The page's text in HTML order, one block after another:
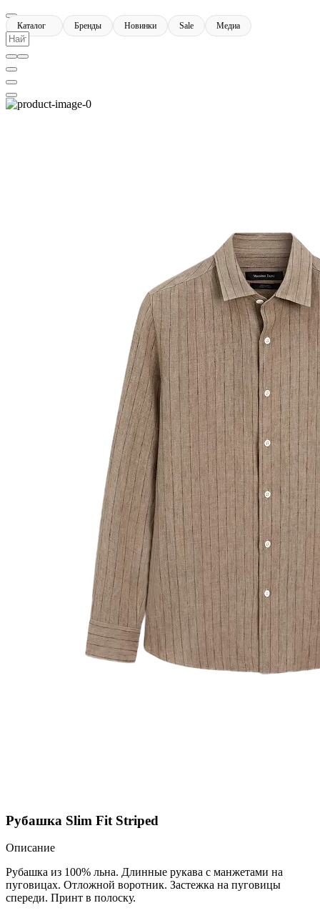
Каталог Бренды Новинки Sale Медиа
Рубашка Slim Fit Striped
Описание
Рубашка из 100% льна. Длинные рукава с манжетами на
пуговицах. Отложной воротник. Застежка на пуговицы
спереди. Принт в полоску.